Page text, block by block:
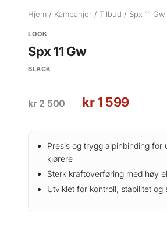
Hjem / Kampanjer / Tilbud / Spx 11 Gw
LOOK
Spx 11 Gw
BLACK
kr2 500
O
r
n
n
kr1 599N
æ
e
n
Presis og trygg alpinbinding for
kjørere
Sterk kraftoverføring med høy
Utviklet for kontroll, stabilitet og